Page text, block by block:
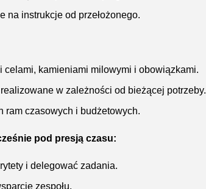
instrukcje od przełożonego.
kamieniami milowymi i obowiązkami.
w zależności od bieżącej potrzeby.
ram czasowych i budżetowych.
pod presją czasu:
i delegować zadania.
zespołu.